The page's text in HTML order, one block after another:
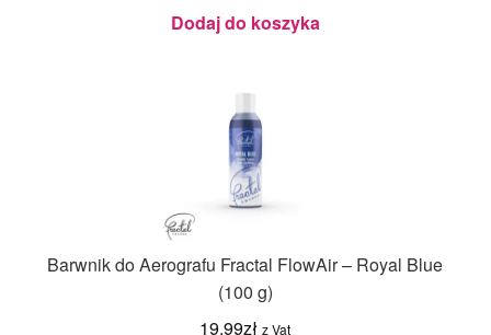
Dodaj do koszyka
Barwnik do Aerografu Fractal FlowAir – Royal Blue
(100 g)
19.99zł z Vat